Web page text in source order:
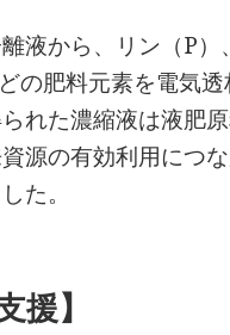
液から、リン（P）
の肥料元素を電気透
れた濃縮液は液肥
源の有効利用につ
た。
援】